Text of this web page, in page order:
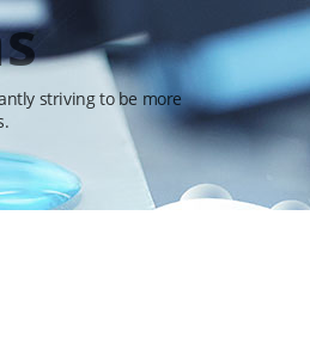
striving to be more